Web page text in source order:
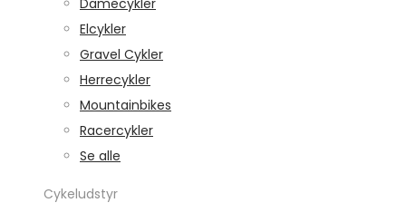
Damecykler
Elcykler
Gravel Cykler
Herrecykler
Mountainbikes
Racercykler
Se alle
Cykeludstyr